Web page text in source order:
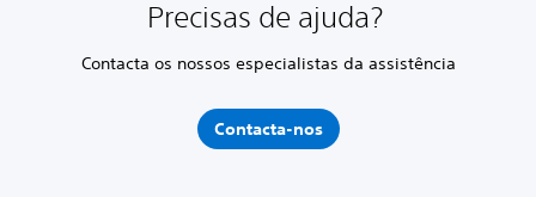
Precisas de ajuda?
Contacta os nossos especialistas da assistência
Contacta-nos